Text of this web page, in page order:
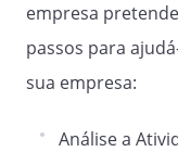
empresa
passos para
sua empresa:
Análise a